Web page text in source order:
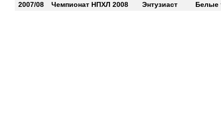
2007/08
Чемпионат НПХЛ 2008 Энтузиаст Белые